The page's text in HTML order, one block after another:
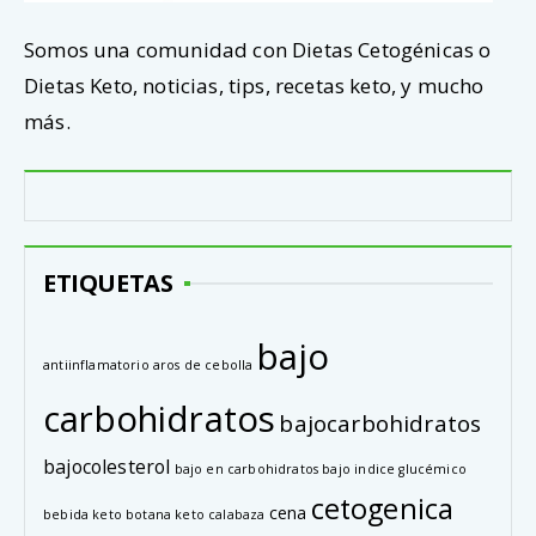
Somos una comunidad con Dietas Cetogénicas o
Dietas Keto, noticias, tips, recetas keto, y mucho
más.
ETIQUETAS
antiinflamatorio aros de cebolla bajo
carbohidratos bajocarbohidratos
bajocolesterol bajo en carbohidratos bajo indice glucémico
bebida keto botana keto calabaza cena cetogenica